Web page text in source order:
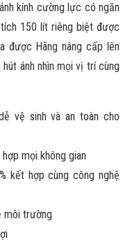
kính cường lực có ngăn
150 lít riêng biệt được
được Hãng nâng cấp lên
ánh nhìn mọi vị trí cùng
vệ sinh và an toàn cho
mọi không gian
kết hợp cùng công nghệ
môi trường